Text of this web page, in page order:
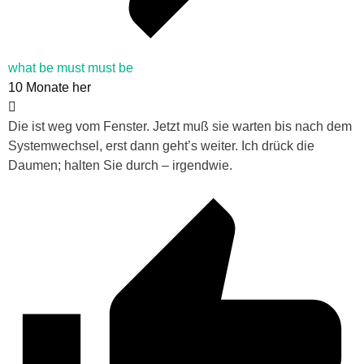
what be must must be
10 Monate her
Die ist weg vom Fenster. Jetzt muß sie warten bis nach dem
Systemwechsel, erst dann geht’s weiter. Ich drück die
Daumen; halten Sie durch – irgendwie.